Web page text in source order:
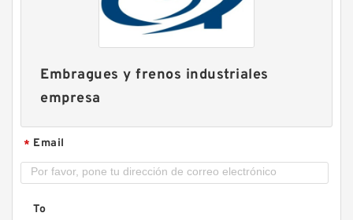
Embragues y frenos industriales
empresa
* Email
To